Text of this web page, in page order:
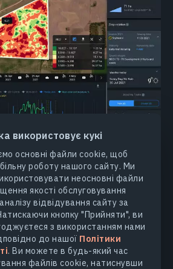
використовує кукі
основні файли cookie, щоб
роботу нашого сайту. Ми
неосновні файли
якості обслуговування
відвідування сайту за
кнопку "Прийняти", ви
з використанням нами
до нашої Політики
. Ви можете в будь-який час
файлів cookie, натиснувши
індексу ReCl.
функцій, EOSDA Crop
використовувати на всіх етапах
— від посіву до збирання
платформа дозволяє оцінити
поля загалом та окремих ділянок
сільськогосподарського
ефективність
керування фермою.